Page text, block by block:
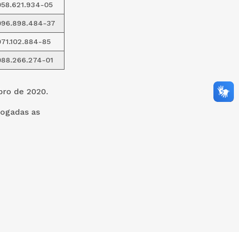
05
37
85
01
de 2020.
as